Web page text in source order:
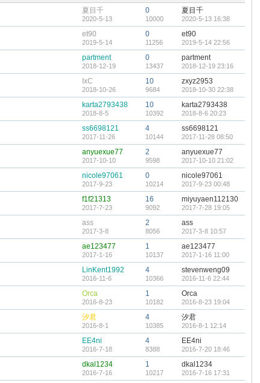
頂
夏目千
2020-5-13
0
10000
夏目千
2020-5-13 16:38
et90
2019-5-14
0
11256
et90
2019-5-14 22:56
partment
2018-12-19
0
13437
partment
2018-12-19 23:16
IxC
2018-10-26
10
9684
zxyz2953
2018-10-30 22:38
karta2793438
2018-8-5
10
10392
karta2793438
2018-8-6 20:23
ss6698121
2017-11-26
4
10144
ss6698121
2017-11-28 08:50
anyuexue77
2017-10-10
2
9598
anyuexue77
2017-10-10 21:02
nicole97061
2017-9-23
0
10214
nicole97061
2017-9-23 00:48
f1f21313
2017-7-23
16
9092
miyuyaen112130
2017-7-28 19:05
ass
2017-3-8
2
8056
ass
2017-3-8 10:57
ae123477
2017-1-16
1
10137
ae123477
2017-1-16 11:00
LinKent1992
2016-11-6
4
10366
stevenweng09
2016-11-6 22:44
Orca
2016-8-23
1
10182
Orca
2016-8-23 19:04
汐君
2016-8-1
4
10385
汐君
2016-8-1 12:14
EE4ni
2016-7-18
4
8388
EE4ni
2016-7-20 18:46
dkal1234
2016-7-16
1
10217
dkal1234
2016-7-16 17:31